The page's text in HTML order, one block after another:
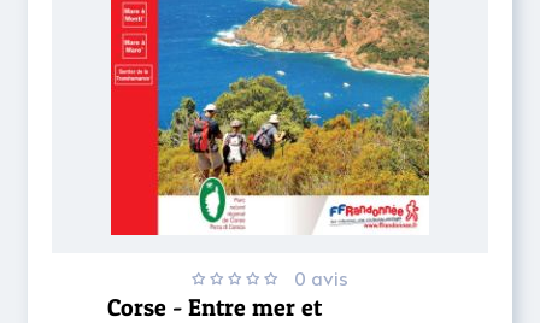
0 avis
Corse - Entre mer et